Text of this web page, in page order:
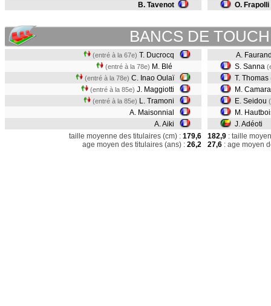
B. Tavenot O. Frapolli
BANCS DE
(entré à la 67e) T. Ducrocq
(entré à la 78e) M. Blé
(entré à la 78e) C. Inao Oulaï
(entré à la 85e) J. Maggiotti
(entré à la 85e) L. Tramoni
A. Maisonnial
A. Aiki
A.
S. Sanna
T. Thomas
M.
E. Seidou
M.
J. Adéoti
taille moyenne des titulaires (cm) : 179,6
age moyen des titulaires (ans) : 26,2
182,9 : taille
27,6 : age moyen